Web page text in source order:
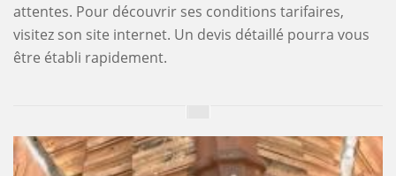
attentes. Pour découvrir ses conditions tarifaires,
visitez son site internet. Un devis détaillé pourra vous
être établi rapidement.